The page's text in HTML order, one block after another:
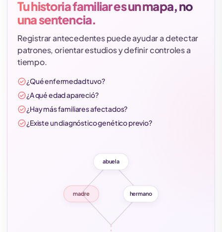
Tu historia familiar es un mapa, no
una sentencia.
Registrar antecedentes puede ayudar a detectar
patrones, orientar estudios y definir controles a
tiempo.
check_circle¿Qué enfermedad tuvo?
check_circle¿A qué edad apareció?
check_circle¿Hay más familiares afectados?
check_circle¿Existe un diagnóstico genético previo?
abuela
madre hermano